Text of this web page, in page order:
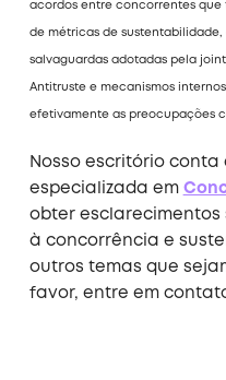
acordos entre concorrentes
de métricas de
salvaguardas adotadas pela
Antitruste e mecanismos
efetivamente as preocupações
Nosso escritório conta
especializada em
obter esclarecimentos
à concorrência e
outros temas que
favor, entre em